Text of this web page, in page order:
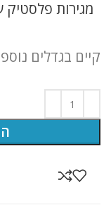
מגירות פלסטיק
קיים בגדלים